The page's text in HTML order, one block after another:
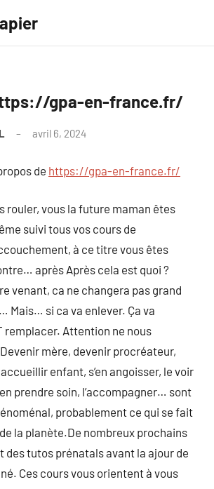
gpa-en-france.fr/
avril 6, 2024
de https://gpa-en-france.fr/
rouler, vous la future maman êtes
suivi tous vos cours de
à ce titre vous êtes
après Après cela est quoi ?
venant, ca ne changera pas grand
Mais… si ca va enlever. Ça va
remplacer. Attention ne nous
mère, devenir procréateur,
enfant, s’en angoisser, le voir
prendre soin, l’accompagner… sont
probablement ce qui se fait
la planète.De nombreux prochains
des tutos prénatals avant la ajour de
Ces cours vous orientent à vous